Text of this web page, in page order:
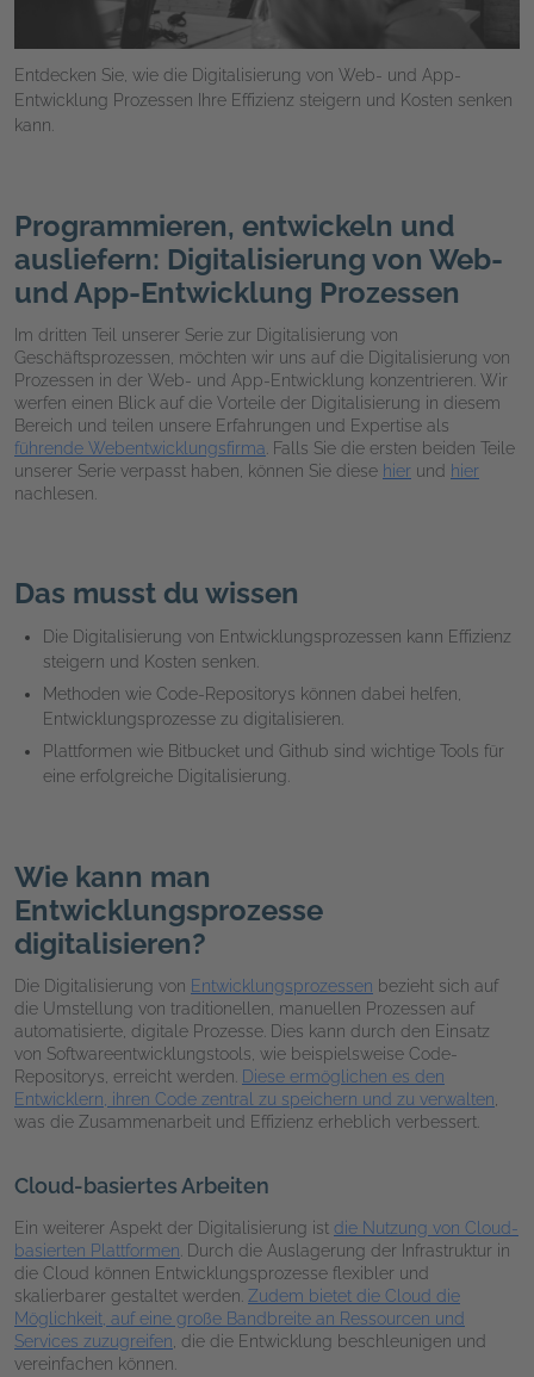
Entdecken Sie, wie die Digitalisierung von Web- und App-
Entwicklung Prozessen Ihre Effizienz steigern und Kosten senken
kann.
Programmieren, entwickeln und
ausliefern: Digitalisierung von Web-
und App-Entwicklung Prozessen
Im dritten Teil unserer Serie zur Digitalisierung von
Geschäftsprozessen, möchten wir uns auf die Digitalisierung von
Prozessen in der Web- und App-Entwicklung konzentrieren. Wir
werfen einen Blick auf die Vorteile der Digitalisierung in diesem
Bereich und teilen unsere Erfahrungen und Expertise als
führende Webentwicklungsfirma . Falls Sie die ersten beiden Teile
unserer Serie verpasst haben, können Sie diese hier und hier
nachlesen.
Das musst du wissen
Die Digitalisierung von Entwicklungsprozessen kann Effizienz
steigern und Kosten senken.
Methoden wie Code-Repositorys können dabei helfen,
Entwicklungsprozesse zu digitalisieren.
Plattformen wie Bitbucket und Github sind wichtige Tools für
eine erfolgreiche Digitalisierung.
Wie kann man
Entwicklungsprozesse
digitalisieren?
Die Digitalisierung von Entwicklungsprozessen bezieht sich auf
die Umstellung von traditionellen, manuellen Prozessen auf
automatisierte, digitale Prozesse. Dies kann durch den Einsatz
von Softwareentwicklungstools, wie beispielsweise Code-
Repositorys, erreicht werden. Diese ermöglichen es den
Entwicklern, ihren Code zentral zu speichern und zu verwalten
was die Zusammenarbeit und Effizienz erheblich verbessert.
Cloud-basiertes Arbeiten
Ein weiterer Aspekt der Digitalisierung ist die Nutzung von Cloud-
basierten Plattformen . Durch die Auslagerung der Infrastruktur in
die Cloud können Entwicklungsprozesse flexibler und
skalierbarer gestaltet werden. Zudem bietet die Cloud die
Möglichkeit, auf eine große Bandbreite an Ressourcen und
Services zuzugreifen , die die Entwicklung beschleunigen und
vereinfachen können.